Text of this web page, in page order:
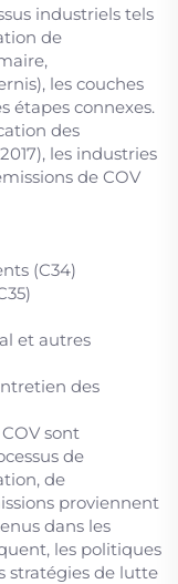
industriels tels
de
les couches
étapes connexes.
des
les industries
de COV
(C34)
et autres
des
sont
de
de
proviennent
dans les
les politiques
stratégies de lutte